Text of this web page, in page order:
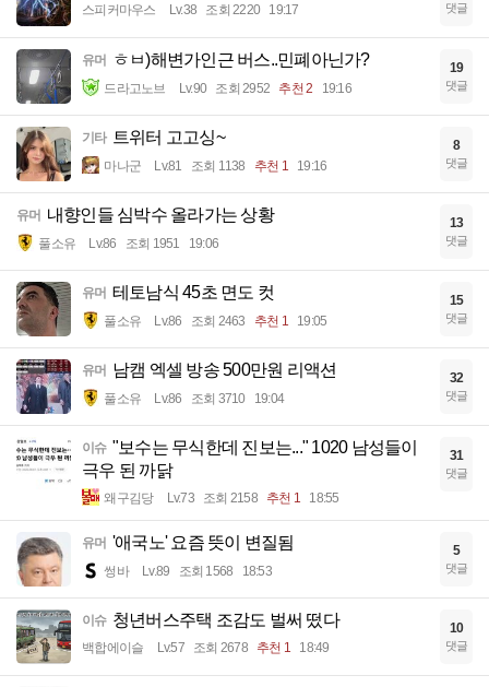
스피커마우스 Lv.38 조회 2220 19:17 댓글
유머 ㅎㅂ)해변가인근 버스..민폐아닌가?
드라고노브 Lv.90 조회 2952 추천 2 19:16
19
댓글
기타 트위터 고고싱~
마나군 Lv.81 조회 1138 추천 1 19:16
8
댓글
유머 내향인들 심박수 올라가는 상황
풀소유 Lv.86 조회 1951 19:06
13
댓글
유머 테토남식 45초 면도 컷
풀소유 Lv.86 조회 2463 추천 1 19:05
15
댓글
유머 남캠 엑셀 방송 500만원 리액션
풀소유 Lv.86 조회 3710 19:04
32
댓글
이슈 "보수는 무식한데 진보는..." 1020 남성들이
극우 된 까닭
왜구김당 Lv.73 조회 2158 추천 1 18:55
31
댓글
유머 '애국노' 요즘 뜻이 변질됨
썽바 Lv.89 조회 1568 18:53
5
댓글
이슈 청년버스주택 조감도 벌써 떴다
백합에이슬 Lv.57 조회 2678 추천 1 18:49
10
댓글